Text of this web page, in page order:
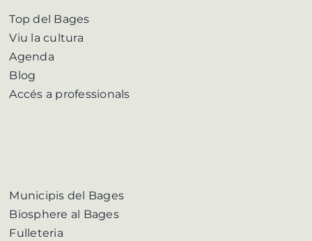
Top del Bages
Viu la cultura
Agenda
Blog
Accés a professionals
Municipis del Bages
Biosphere al Bages
Fulleteria